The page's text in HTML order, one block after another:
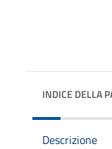
INDICE DELLA
Descrizione